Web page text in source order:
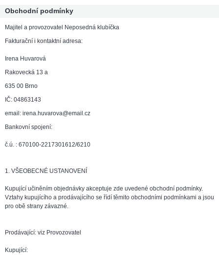
Obchodní podmínky
Majitel a provozovatel Neposedná klubíčka
Fakturační i kontaktní adresa:
Irena Huvarová
Rakovecká 13 a
635 00 Brno
IČ: 04863143
email: irena.huvarova@email.cz
Bankovní spojení:
č.ú. : 670100-2217301612/6210
1. VŠEOBECNÉ USTANOVENÍ
Kupující učiněním objednávky akceptuje zde uvedené obchodní podmínky.
Vztahy kupujícího a prodávajícího se řídí těmito obchodními podmínkami a jsou
pro obě strany závazné.
Prodávající: viz Provozovatel
Kupující: